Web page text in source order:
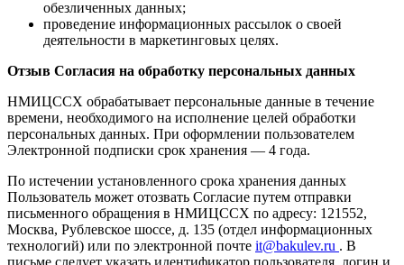
обезличенных данных;
проведение информационных рассылок о своей
деятельности в маркетинговых целях.
Отзыв Согласия на обработку персональных данных
НМИЦССХ обрабатывает персональные данные в течение
времени, необходимого на исполнение целей обработки
персональных данных. При оформлении пользователем
Электронной подписки срок хранения — 4 года.
По истечении установленного срока хранения данных
Пользователь может отозвать Согласие путем отправки
письменного обращения в НМИЦССХ по адресу: 121552,
Москва, Рублевское шоссе, д. 135 (отдел информационных
технологий) или по электронной почте it@bakulev.ru . В